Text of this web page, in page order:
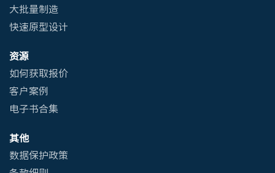
大批量制造
快速原型设计
资源
如何获取报价
客户案例
电子书合集
其他
数据保护政策